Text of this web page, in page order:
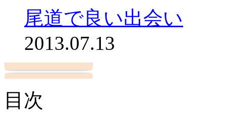
尾道で良い出会い
2013.07.13
目次